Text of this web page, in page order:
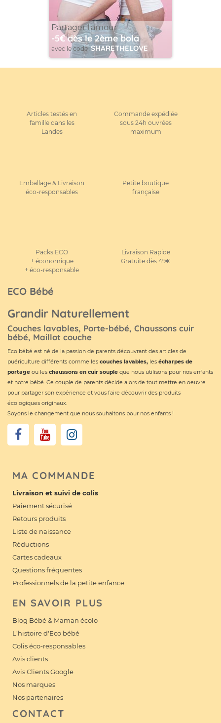
Partager l'amour
-5€ dès le 2ème bola
avec le code :SHARETHELOVE
Articles testés en
famille dans les
Landes
Commande expédiée
sous 24h ouvrées
maximum
Emballage & Livraison
éco-responsables
Petite boutique
française
Packs ECO
+ économique
+ éco-responsable
Livraison Rapide
Gratuite dès 49€
ECO Bébé
Grandir Naturellement
Couches lavables, Porte-bébé, Chaussons cuir
bébé, Maillot couche
Eco bébé est né de la passion de parents découvrant des articles de
puériculture différents comme les couches lavables, les écharpes de
portage ou les chaussons en cuir souple que nous utilisons pour nos enfants
et notre bébé. Ce couple de parents décide alors de tout mettre en oeuvre
pour partager son expérience et vous faire découvrir des produits
écologiques originaux.
Soyons le changement que nous souhaitons pour nos enfants !
MA COMMANDE
Livraison et suivi de colis
Paiement sécurisé
Retours produits
Liste de naissance
Réductions
Cartes cadeaux
Questions fréquentes
Professionnels de la petite enfance
EN SAVOIR PLUS
Blog Bébé & Maman écolo
L'histoire d'Eco bébé
Colis éco-responsables
Avis clients
Avis Clients Google
Nos marques
Nos partenaires
CONTACT